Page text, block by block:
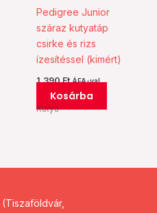
Pedigree Junior
száraz kutyatáp
csirke és rizs
ízesítéssel (kimért)
1.390Ft ÁFA-val
Kosárba
Kutya